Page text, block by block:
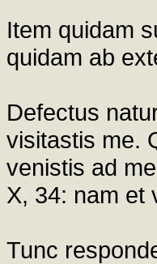
Item quidam
quidam ab
Defectus
visitastis me.
venistis ad
X, 34: nam et
Tunc